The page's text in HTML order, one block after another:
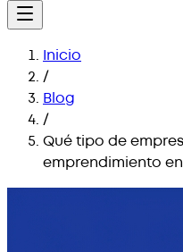
Inicio
/
Blog
/
Qué tipo de
emprendimiento